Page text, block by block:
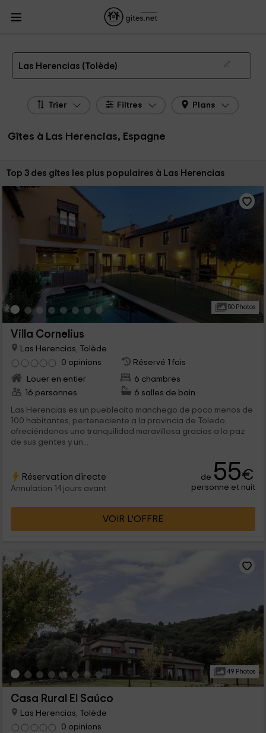
Gites Castille-La Manche
Herencias
Las Herencias (Tolède)
Trier Filtres Plans
Gîtes à Las Herencias, Espagne
Trier par:
Top 3 des gîtes les plus populaires à Las Herencias
50 Photos
Villa Cornelius
Las Herencias, Tolède
0 opinions
Réservé 1 fois
Louer en entier
6 chambres
16 personnes
6 salles de bain
Las Herencias es un pueblecito manchego de poco menos de
100 habitantes, perteneciente a la provincia de Toledo,
ofreciéndonos una tranquilidad maravillosa gracias a la paz
de sus gentes y un...
Réservation directe
Annulation 14 jours avant
de 55€
personne et nuit
VOIR L’OFFRE
49 Photos
Casa Rural El Saúco
Las Herencias, Tolède
0 opinions